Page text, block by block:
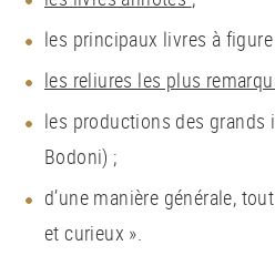
les principaux livres à figure
les reliures les plus
les productions des grands
Bodoni) ;
d’une manière générale,
et curieux ».